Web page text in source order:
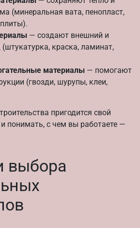
(минеральная вата, пенопласт,
— создают внешний и
краска, ламинат,
материалы — помогают
(гвозди, шурупы, клеи,
пригодится свой
понимать, с чем вы работаете —
выбора